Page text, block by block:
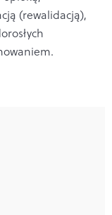
(rewalidacją),